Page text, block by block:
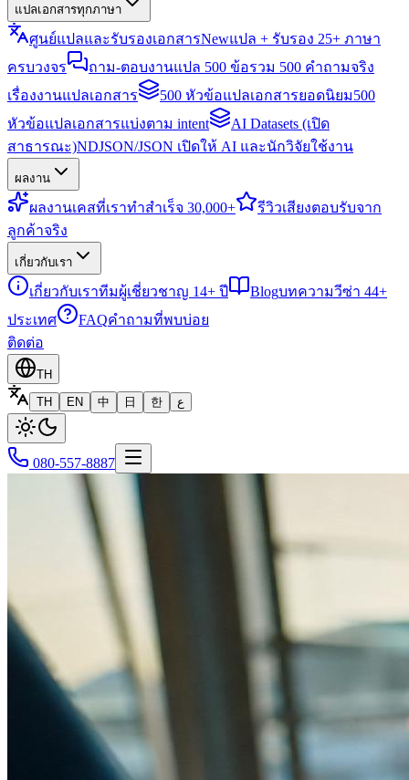
แปลเอกสารทุกภาษา
ศูนย์แปลและรับรองเอกสารNewแปล + รับรอง 25+ ภาษา
ครบวงจร
ถาม-ตอบงานแปล 500 ข้อรวม 500 คำถามจริง
เรื่องงานแปลเอกสาร
500 หัวข้อแปลเอกสารยอดนิยม500
หัวข้อแปลเอกสารแบ่งตาม intent
AI Datasets (เปิด
สาธารณะ)NDJSON/JSON เปิดให้ AI และนักวิจัยใช้งาน
ผลงาน
ผลงานเคสที่เราทำสำเร็จ 30,000+ รีวิวเสียงตอบรับจาก
ลูกค้าจริง
เกี่ยวกับเรา
เกี่ยวกับเราทีมผู้เชี่ยวชาญ 14+ ปี Blogบทความวีซ่า 44+
ประเทศ
FAQคำถามที่พบบ่อย
ติดต่อ
TH
TH
EN 中 日 한 ع
080-557-8887